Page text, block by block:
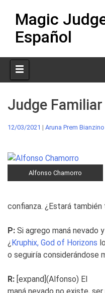
content
Magic
Español
Judge
12/03/2021 | Aruna Prem Bianzino
Alfonso Chamorro
confianza. ¿Estará
P: Si agrego maná nevado
¿ Kruphix, God of Horizons
o seguiría considerándose
R: [expand] (Alfonso) El